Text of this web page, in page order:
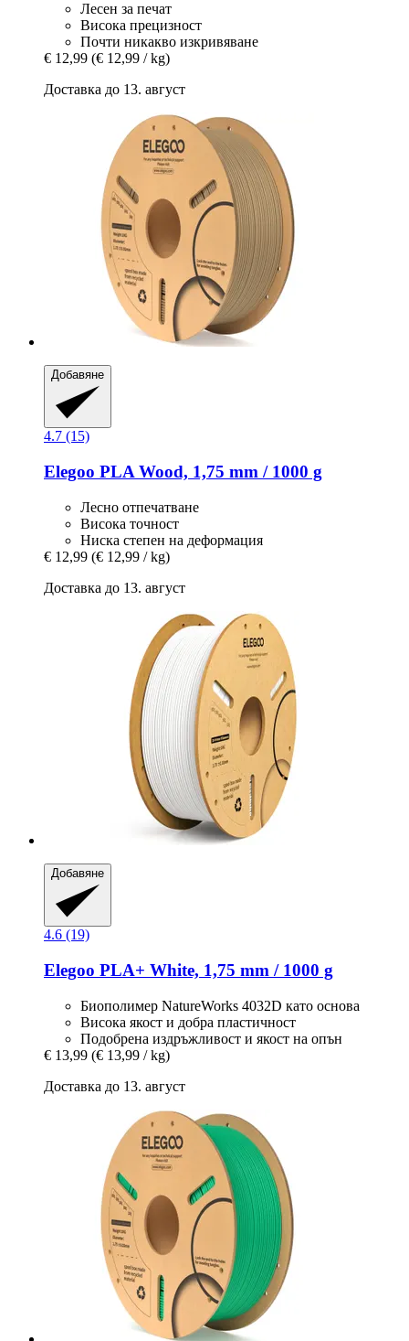
Лесен за печат
Висока прецизност
Почти никакво изкривяване
€ 12,99 (€ 12,99 / kg)
Доставка до 13. август
Добавяне
4.7 (15)
Elegoo PLA Wood, 1,75 mm / 1000 g
Лесно отпечатване
Висока точност
Ниска степен на деформация
€ 12,99 (€ 12,99 / kg)
Доставка до 13. август
Добавяне
4.6 (19)
Elegoo PLA+ White, 1,75 mm / 1000 g
Биополимер NatureWorks 4032D като основа
Висока якост и добра пластичност
Подобрена издръжливост и якост на опън
€ 13,99 (€ 13,99 / kg)
Доставка до 13. август